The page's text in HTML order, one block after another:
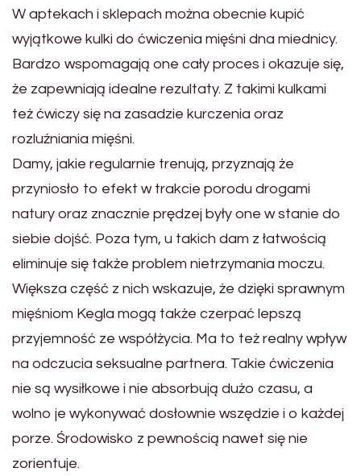
W aptekach i sklepach można obecnie kupić
wyjątkowe kulki do ćwiczenia mięśni dna miednicy.
Bardzo wspomagają one cały proces i okazuje się,
że zapewniają idealne rezultaty. Z takimi kulkami
też ćwiczy się na zasadzie kurczenia oraz
rozluźniania mięśni.
Damy, jakie regularnie trenują, przyznają że
przyniosło to efekt w trakcie porodu drogami
natury oraz znacznie prędzej były one w stanie do
siebie dojść. Poza tym, u takich dam z łatwością
eliminuje się także problem nietrzymania moczu.
Większa część z nich wskazuje, że dzięki sprawnym
mięśniom Kegla mogą także czerpać lepszą
przyjemność ze współżycia. Ma to też realny wpływ
na odczucia seksualne partnera. Takie ćwiczenia
nie są wysiłkowe i nie absorbują dużo czasu, a
wolno je wykonywać dosłownie wszędzie i o każdej
porze. Środowisko z pewnością nawet się nie
zorientuje.